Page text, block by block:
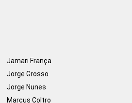
Jamari França
Jorge Grosso
Jorge Nunes
Marcus Coltro